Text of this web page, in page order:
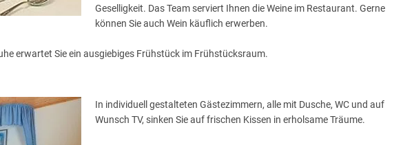
Geselligkeit. Das Team serviert Ihnen die Weine im Restaurant. Gerne
können Sie auch Wein käuflich erwerben.
erwartet Sie ein ausgiebiges Frühstück im Frühstücksraum.
In individuell gestalteten Gästezimmern, alle mit Dusche, WC und auf
Wunsch TV, sinken Sie auf frischen Kissen in erholsame Träume.